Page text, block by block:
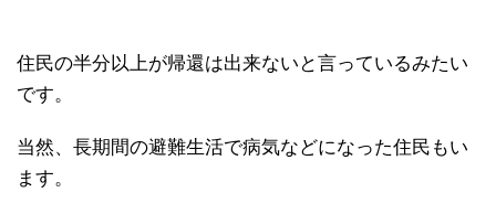
住民の半分以上が帰還は出来ないと言っているみたい
です。
当然、長期間の避難生活で病気などになった住民もい
ます。